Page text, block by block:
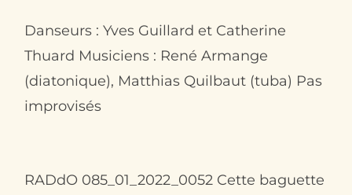
Danseurs : Yves Guillard et Catherine
Thuard Musiciens : René Armange
(diatonique), Matthias Quilbaut (tuba) Pas
improvisés
RADdO 085_01_2022_0052 Cette baguette